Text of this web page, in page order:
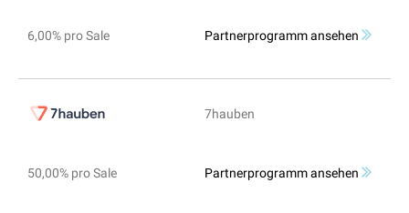
6,00% pro Sale Partnerprogramm ansehen
7hauben
50,00% pro Sale Partnerprogramm ansehen